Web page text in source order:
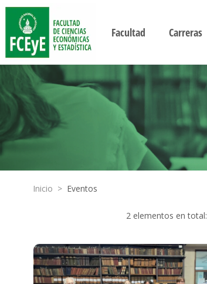
Facultad Carreras
Inicio > Eventos
2 elementos en total: